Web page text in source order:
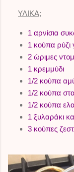
ΥΛΙΚΑ;
1 αρνίσια
1 κούπα ρύζι
2 ώριμες
1 κρεμμύδι
1/2 κούπα
1/2 κούπα
1/2 κούπα
1 ξυλαράκι
3 κούπες